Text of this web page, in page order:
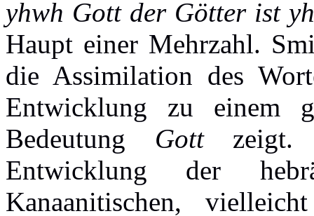
yhwh Gott der Götter ist
Haupt einer Mehrzahl.
die Assimilation des
Entwicklung zu einem
Bedeutung Gottzeigt.
Entwicklung der
Kanaanitischen,